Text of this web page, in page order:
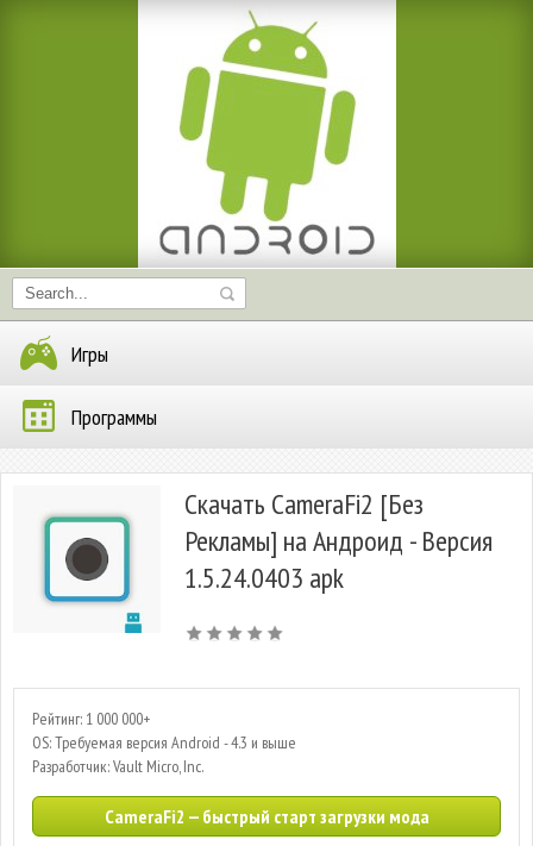
Игры
Программы
Скачать CameraFi2 [Без
Рекламы] на Андроид - Версия
1.5.24.0403 apk
Рейтинг: 1 000 000+
OS: Требуемая версия Android - 4.3 и выше
Разработчик: Vault Micro, Inc.
CameraFi2 — быстрый старт загрузки мода